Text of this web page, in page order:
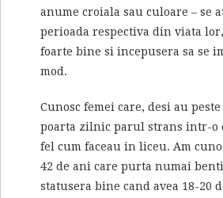
anume croiala sau culoare – se
perioada respectiva din viata
foarte bine si incepusera sa se
mod.
Cunosc femei care, desi au
poarta zilnic parul strans intr-o
fel cum faceau in liceu. Am
42 de ani care purta numai
statusera bine cand avea 18-20